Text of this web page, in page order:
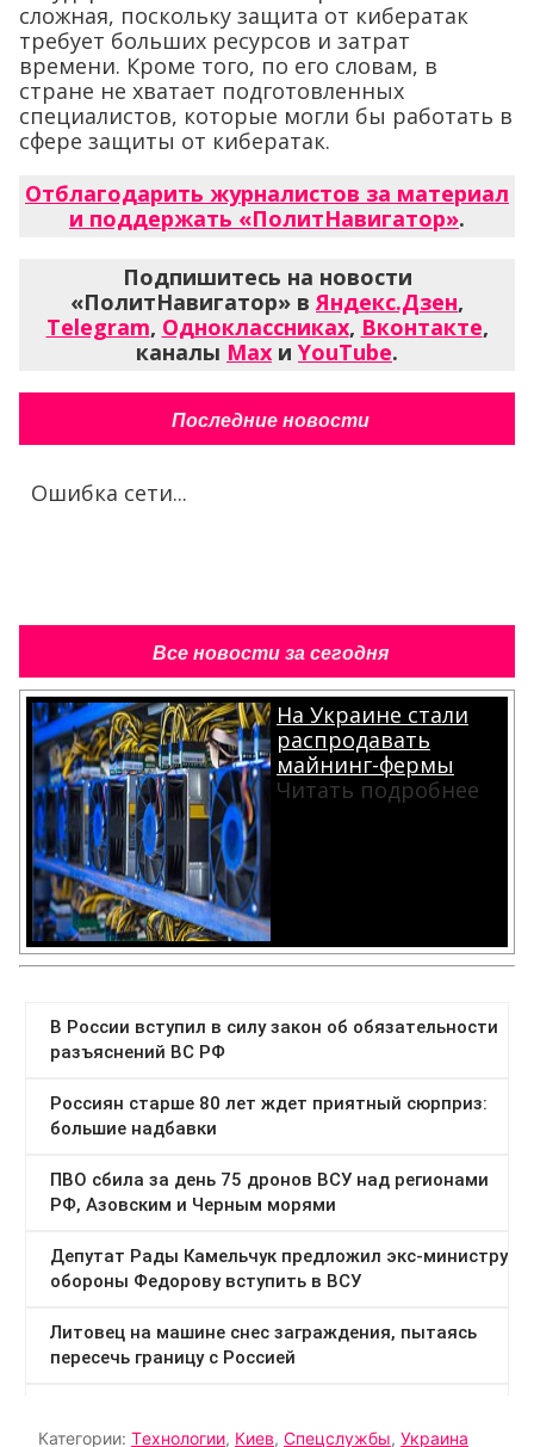
сложная, поскольку защита от кибератак
требует больших ресурсов и затрат
времени. Кроме того, по его словам, в
стране не хватает подготовленных
специалистов, которые могли бы работать в
сфере защиты от кибератак.
Отблагодарить журналистов за материал
и поддержать «ПолитНавигатор».
Подпишитесь на новости
«ПолитНавигатор» вЯндекс.Дзен,
Telegram, Одноклассниках, Вконтакте,
каналы Max и YouTube.
Последние новости
Ошибка сети...
Все новости за сегодня
На Украине стали
распродавать
майнинг-фермы
Читать подробнее
Категории: Tехнологии, Киев, Спецслужбы, Украина